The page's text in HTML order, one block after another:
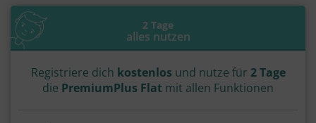
2 Tage
alles nutzen
Registriere dich kostenlos und nutze für 2 Tage
die PremiumPlus Flat mit allen Funktionen